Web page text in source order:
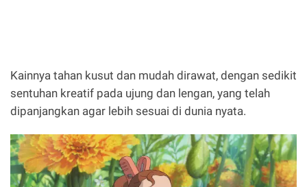
Kainnya tahan kusut dan mudah dirawat, dengan sedikit
sentuhan kreatif pada ujung dan lengan, yang telah
dipanjangkan agar lebih sesuai di dunia nyata.